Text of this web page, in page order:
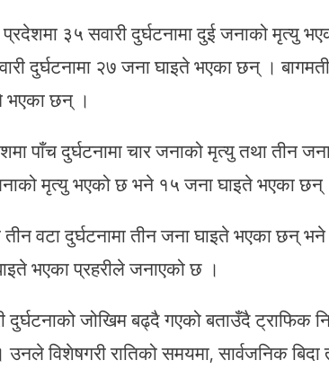
३५ सवारी दुर्घटनामा दुई जनाको मृत्यु
दुर्घटनामा २७ जना घाइते भएका छन् ।
भएका छन् ।
पाँच दुर्घटनामा चार जनाको मृत्यु तथा तीन
मृत्यु भएको छ भने १५ जना घाइते भएका छन्
तीन वटा दुर्घटनामा तीन जना घाइते भएका छन्
भएका प्रहरीले जनाएको छ ।
दुर्घटनाको जोखिम बढ्दै गएको बताउँदै ट्राफिक
विशेषगरी रातिको समयमा, सार्वजनिक बिदा